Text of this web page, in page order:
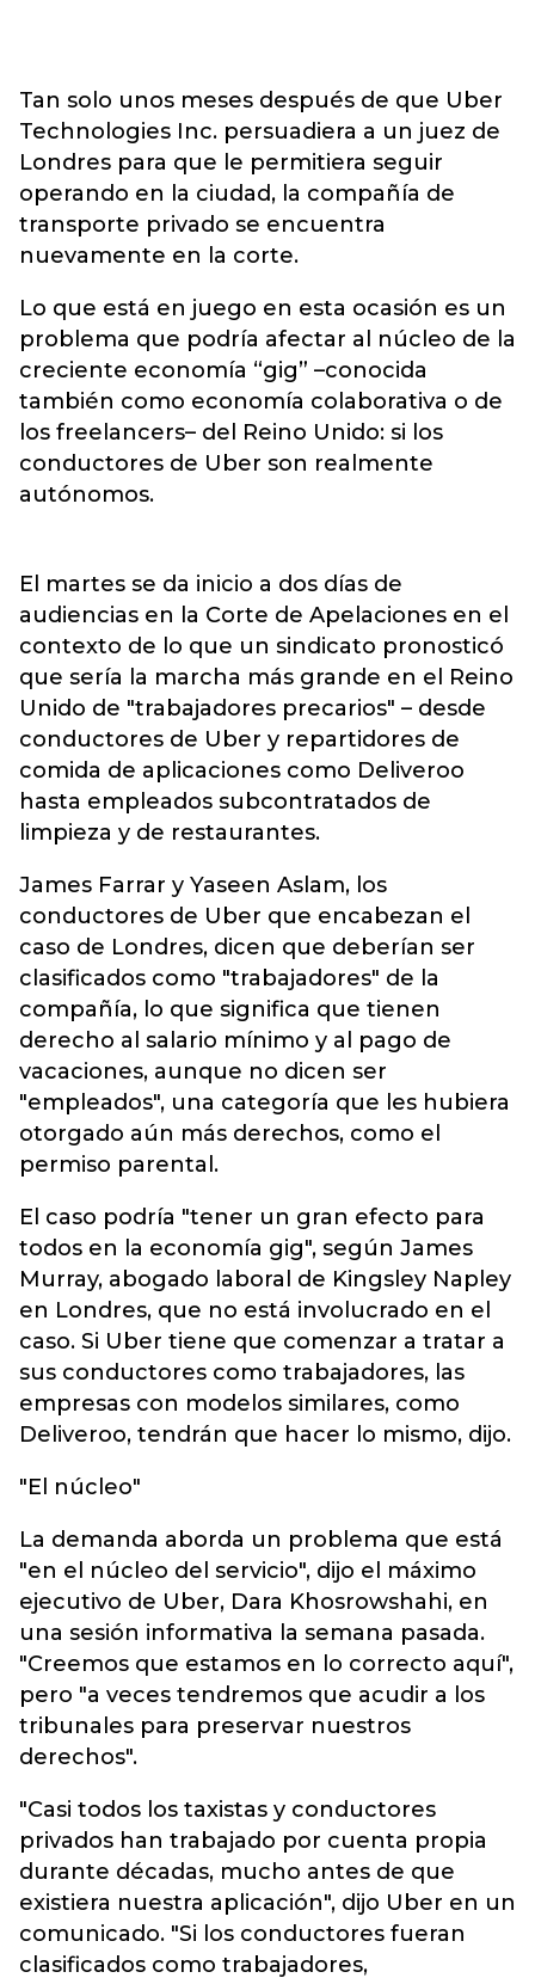
Tan solo unos meses después de que Uber
Technologies Inc. persuadiera a un juez de
Londres para que le permitiera seguir
operando en la ciudad, la compañía de
transporte privado se encuentra
nuevamente en la corte.
Lo que está en juego en esta ocasión es un
problema que podría afectar al núcleo de la
creciente economía “gig” –conocida
también como economía colaborativa o de
los freelancers– del Reino Unido: si los
conductores de Uber son realmente
autónomos.
El martes se da inicio a dos días de
audiencias en la Corte de Apelaciones en el
contexto de lo que un sindicato pronosticó
que sería la marcha más grande en el Reino
Unido de "trabajadores precarios" – desde
conductores de Uber y repartidores de
comida de aplicaciones como Deliveroo
hasta empleados subcontratados de
limpieza y de restaurantes.
James Farrar y Yaseen Aslam, los
conductores de Uber que encabezan el
caso de Londres, dicen que deberían ser
clasificados como "trabajadores" de la
compañía, lo que significa que tienen
derecho al salario mínimo y al pago de
vacaciones, aunque no dicen ser
"empleados", una categoría que les hubiera
otorgado aún más derechos, como el
permiso parental.
El caso podría "tener un gran efecto para
todos en la economía gig", según James
Murray, abogado laboral de Kingsley Napley
en Londres, que no está involucrado en el
caso. Si Uber tiene que comenzar a tratar a
sus conductores como trabajadores, las
empresas con modelos similares, como
Deliveroo, tendrán que hacer lo mismo, dijo.
"El núcleo"
La demanda aborda un problema que está
"en el núcleo del servicio", dijo el máximo
ejecutivo de Uber, Dara Khosrowshahi, en
una sesión informativa la semana pasada.
"Creemos que estamos en lo correcto aquí",
pero "a veces tendremos que acudir a los
tribunales para preservar nuestros
derechos".
"Casi todos los taxistas y conductores
privados han trabajado por cuenta propia
durante décadas, mucho antes de que
existiera nuestra aplicación", dijo Uber en un
comunicado. "Si los conductores fueran
clasificados como trabajadores,